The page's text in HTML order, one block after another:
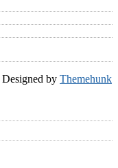
Designed by Themehunk